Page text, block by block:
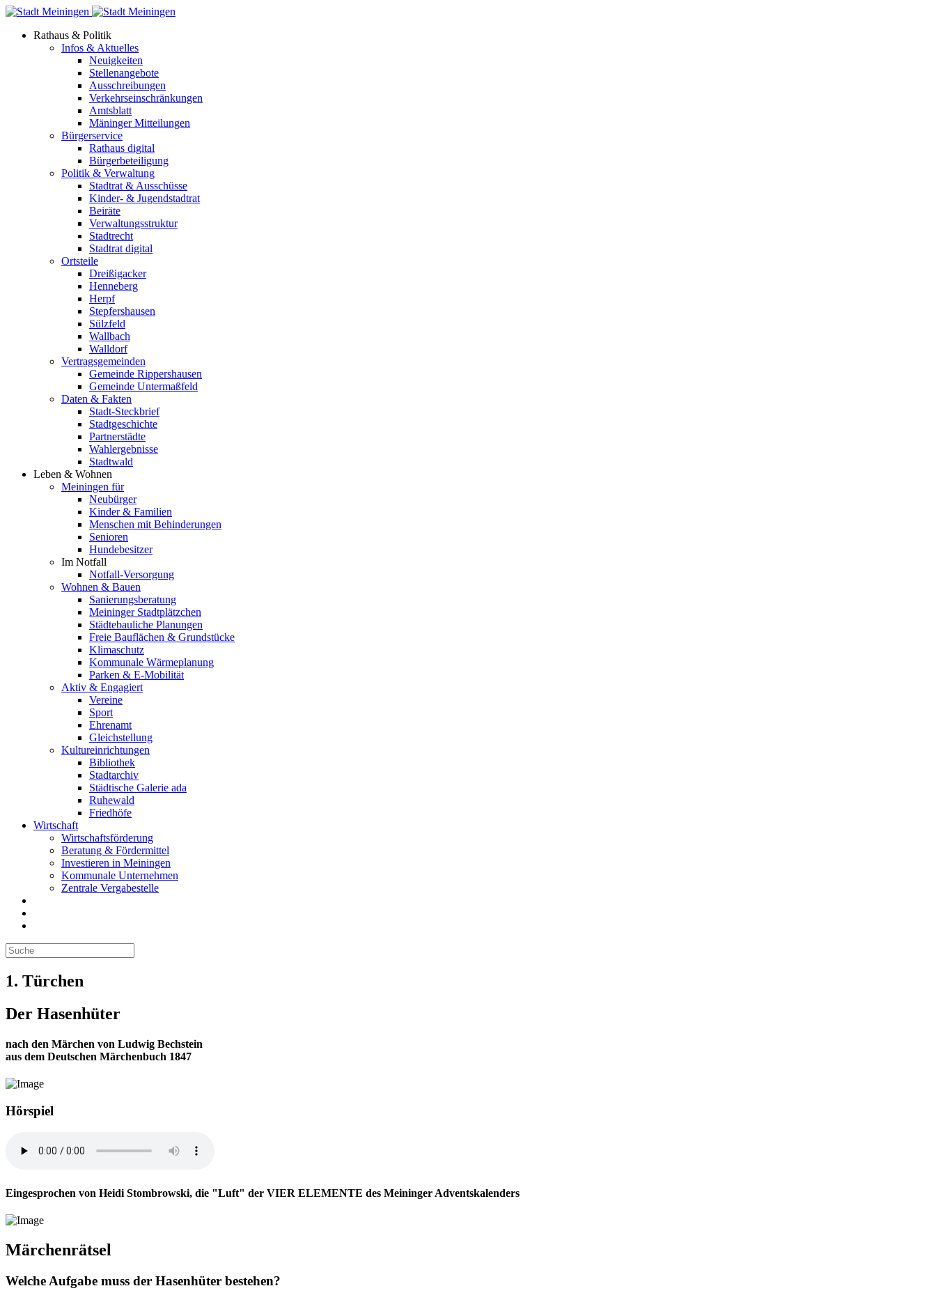
Rathaus & Politik
Infos & Aktuelles
Neuigkeiten
Stellenangebote
Ausschreibungen
Verkehrs­einschränkungen
Amtsblatt
Mäninger Mitteilungen
Bürgerservice
Rathaus digital
Bürgerbeteiligung
Politik & Verwaltung
Stadtrat & Ausschüsse
Kinder- & Jugendstadtrat
Beiräte
Verwaltungsstruktur
Stadtrecht
Stadtrat digital
Ortsteile
Dreißigacker
Henneberg
Herpf
Stepfershausen
Sülzfeld
Wallbach
Walldorf
Vertragsgemeinden
Gemeinde Rippershausen
Gemeinde Untermaßfeld
Daten & Fakten
Stadt-Steckbrief
Stadtgeschichte
Partnerstädte
Wahlergebnisse
Stadtwald
Leben & Wohnen
Meiningen für
Neubürger
Kinder & Familien
Menschen mit Behinderungen
Senioren
Hundebesitzer
Im Notfall
Notfall-Versorgung
Wohnen & Bauen
Sanierungsberatung
Meininger Stadtplätzchen
Städtebauliche Planungen
Freie Bauflächen & Grundstücke
Klimaschutz
Kommunale Wärmeplanung
Parken & E-Mobilität
Aktiv & Engagiert
Vereine
Sport
Ehrenamt
Gleichstellung
Kultureinrichtungen
Bibliothek
Stadtarchiv
Städtische Galerie ada
Ruhewald
Friedhöfe
Wirtschaft
Wirtschaftsförderung
Beratung & Fördermittel
Investieren in Meiningen
Kommunale Unternehmen
Zentrale Vergabestelle
1. Türchen
Der Hasenhüter
nach den Märchen von Ludwig Bechstein
aus dem Deutschen Märchenbuch 1847
Hörspiel
Eingesprochen von Heidi Stombrowski, die "Luft" der VIER ELEMENTE des Meininger Adventskalenders
Märchenrätsel
Welche Aufgabe muss der Hasenhüter bestehen?